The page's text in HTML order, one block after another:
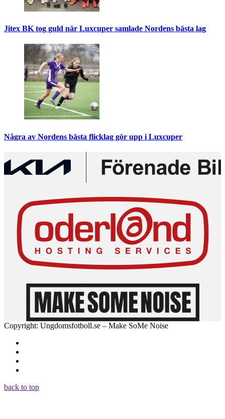
Jitex BK tog guld när Luxcuper samlade Nordens bästa lag
Några av Nordens bästa flicklag gör upp i Luxcuper
Copyright: Ungdomsfotboll.se – Make SoMe Noise
back to top